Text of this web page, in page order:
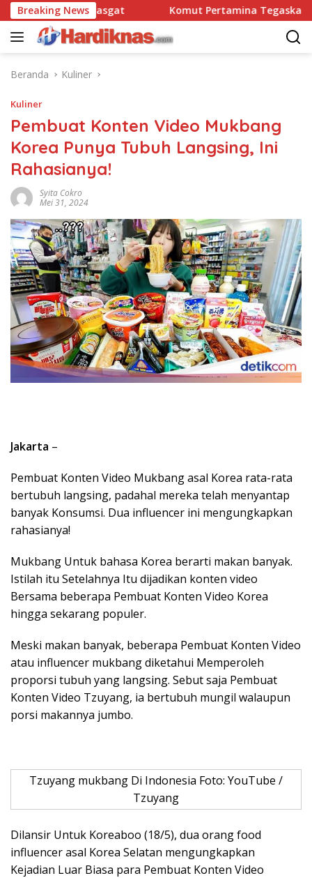
Langsung
ke
konten
Breaking News
90 Pasgat Komut Pertamina Tegaskan Tak
Beranda Kuliner
Kuliner
Pembuat Konten Video Mukbang
Korea Punya Tubuh Langsing, Ini
Rahasianya!
Syita Cokro
Mei 31, 2024
Jakarta –
Pembuat Konten Video Mukbang asal Korea rata-rata
bertubuh langsing, padahal mereka telah menyantap
banyak Konsumsi. Dua influencer ini mengungkapkan
rahasianya!
Mukbang Untuk bahasa Korea berarti makan banyak.
Istilah itu Setelahnya Itu dijadikan konten video
Bersama beberapa Pembuat Konten Video Korea
hingga sekarang populer.
Meski makan banyak, beberapa Pembuat Konten Video
atau influencer mukbang diketahui Memperoleh
proporsi tubuh yang langsing. Sebut saja Pembuat
Konten Video Tzuyang, ia bertubuh mungil walaupun
porsi makannya jumbo.
Tzuyang mukbang Di Indonesia Foto: YouTube /
Tzuyang
Dilansir Untuk Koreaboo (18/5), dua orang food
influencer asal Korea Selatan mengungkapkan
Kejadian Luar Biasa para Pembuat Konten Video